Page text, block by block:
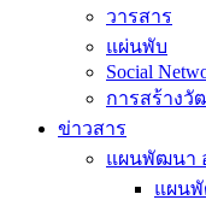
วารสาร
แผ่นพับ
Social
การสร้างวั
ข่าวสาร
แผนพัฒนา
แผน